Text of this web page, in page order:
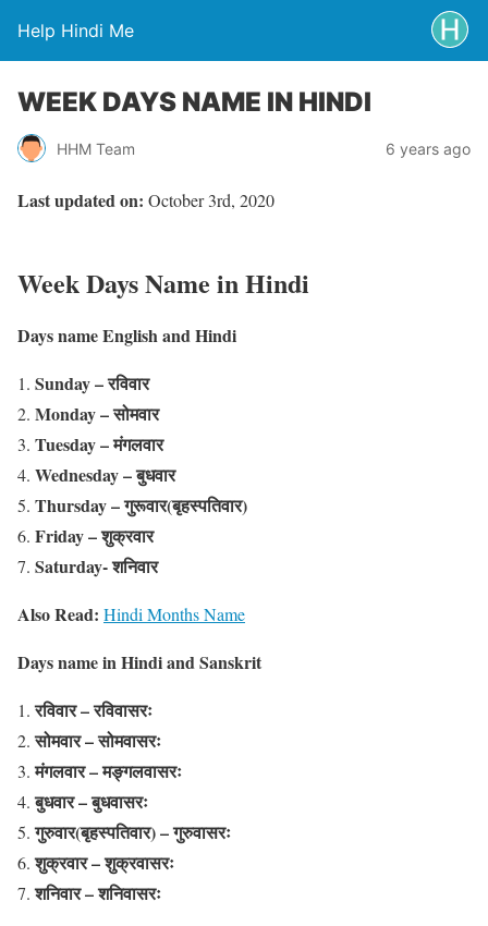
Help Hindi Me
WEEK DAYS NAME IN HINDI
HHM Team 6 years ago
Last updated on: October 3rd, 2020
Week Days Name in Hindi
Days name English and Hindi
Sunday – रविवार
Monday – सोमवार
Tuesday – मंगलवार
Wednesday – बुधवार
Thursday – गुरूवार(बृहस्पतिवार)
Friday – शुक्रवार
Saturday- शनिवार
Also Read: Hindi Months Name
Days name in Hindi and Sanskrit
रविवार – रविवासरः
सोमवार – सोमवासरः
मंगलवार – मङ्गलवासरः
बुधवार – बुधवासरः
गुरुवार(बृहस्पतिवार) – गुरुवासरः
शुक्रवार – शुक्रवासरः
शनिवार – शनिवासरः